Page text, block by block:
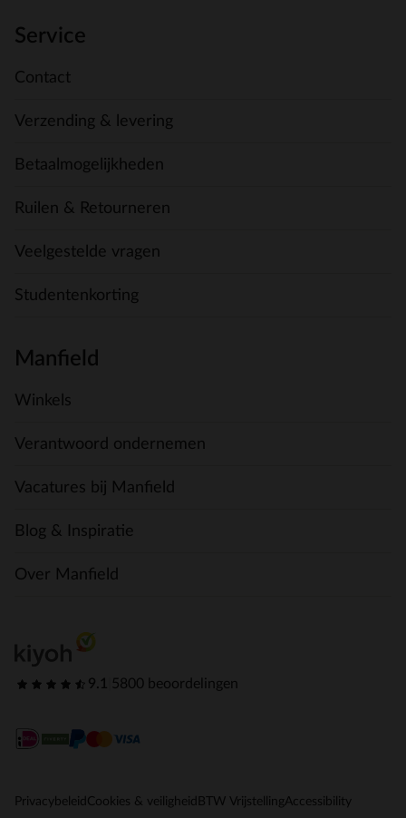
Service
Contact
Verzending & levering
Betaalmogelijkheden
Ruilen & Retourneren
Veelgestelde vragen
Studentenkorting
Manfield
Winkels
Verantwoord ondernemen
Vacatures bij Manfield
Blog & Inspiratie
Over Manfield
9.1 5800 beoordelingen
Privacybeleid Cookies & veiligheid BTW VrijstellingAccessibility